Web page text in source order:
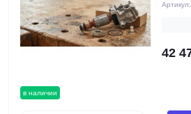
в наличии
Артикул:
42